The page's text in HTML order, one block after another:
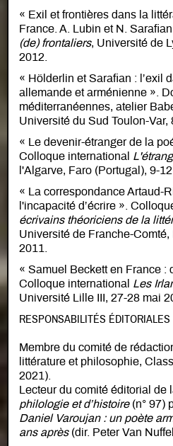
« Exil et frontières dans la
France. A. Lubin et N.
(de) frontaliers, Université de
2012.
« Hölderlin et Sarafian : l’exil
allemande et arménienne ».
méditerranéennes, atelier
Université du Sud Toulon-Var,
« Le devenir-étranger de la
Colloque international
l'Algarve, Faro (Portugal), 9-12
« La correspondance Artaud-
l'incapacité d’écrire ».
écrivains théoriciens de la
Université de Franche-Comté,
2011.
« Samuel Beckett en France :
Colloque international Les
Université Lille III, 27-28 mai
RESPONSABILITÉS ÉDITORIALES
Membre du comité de
littérature et philosophie,
2021).
Lecteur du comité éditorial de
philologie et d’histoire(n° 97)
Daniel Varoujan : un poète
ans après(dir. Peter Van